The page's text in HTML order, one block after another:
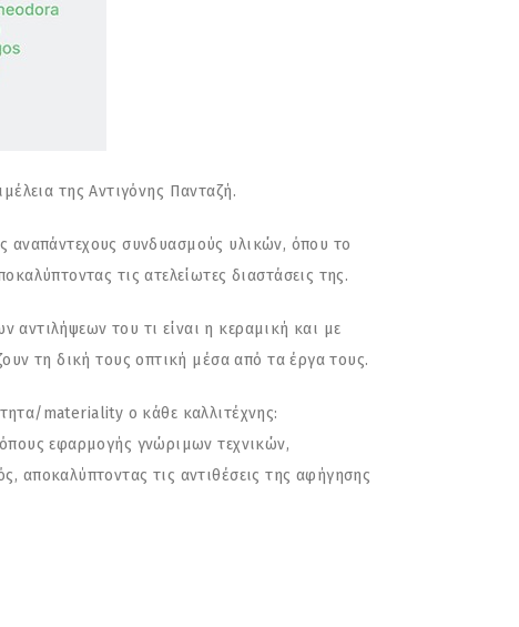
της Αντιγόνης Πανταζή.
αναπάντεχους συνδυασμούς υλικών, όπου το
τις ατελείωτες διαστάσεις της.
αντιλήψεων του τι είναι η κεραμική και με
τη δική τους οπτική μέσα από τα έργα τους.
materiality ο κάθε καλλιτέχνης:
εφαρμογής γνώριμων τεχνικών,
αποκαλύπτοντας τις αντιθέσεις της αφήγησης